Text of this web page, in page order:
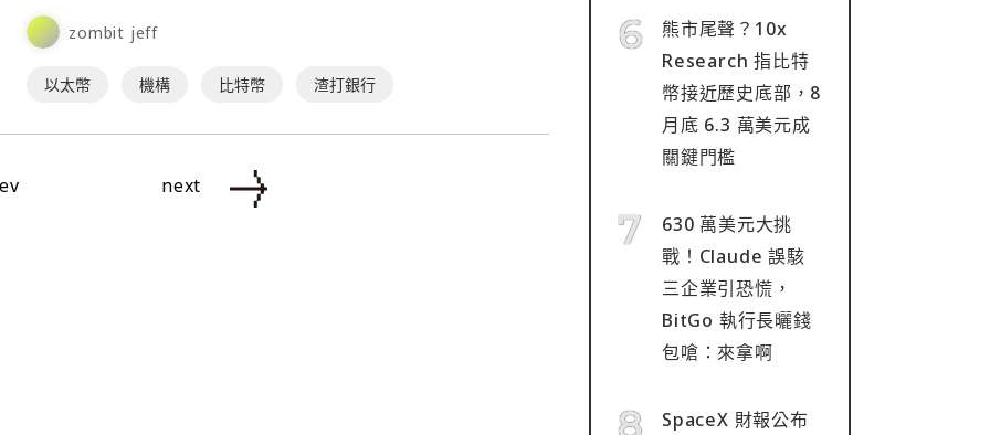
幣持倉的極小部分，但 Standard⋯
zombit jeff
以太幣 機構 比特幣 渣打銀行
next
熊市尾聲？10x
Research 指比特
幣接近歷史底部，8
月底 6.3 萬美元成
關鍵門檻
630 萬美元大挑
戰！Claude 誤駭
三企業引恐慌，
BitGo 執行長曬錢
包嗆：來拿啊
SpaceX 財報公布